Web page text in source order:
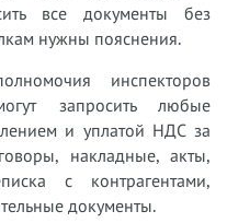
все документы без
нужны пояснения.
инспекторов
запросить любые
и уплатой НДС за
накладные, акты,
с контрагентами,
документы.